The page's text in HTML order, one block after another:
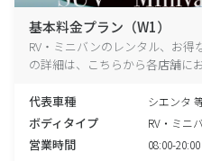
基本料金プラン（W1）
RV・ミニバンのレンタル、お
の詳細は、こちらから各店舗に
代表車種 シエンタ
ボディタイプ RV・ミニ
営業時間 08:00-20:00